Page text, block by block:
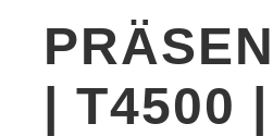
| T4500 |